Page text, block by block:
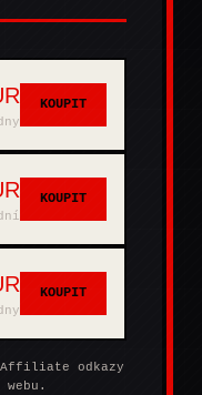
KOUPIT
KOUPIT
KOUPIT
Affiliate odkazy